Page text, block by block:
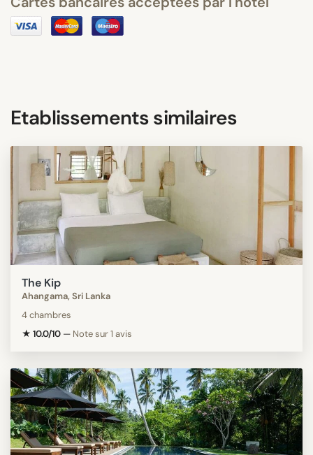
Etablissements similaires
The Kip
Ahangama, Sri Lanka
4 chambres
★ 10.0/10 — Note sur 1 avis